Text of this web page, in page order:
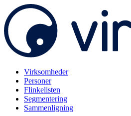
Virksomheder
Personer
Flinkelisten
Segmentering
Sammenligning